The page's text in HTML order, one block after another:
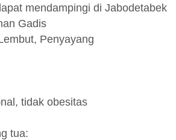
mendampingi di Jabodetabek
Gadis
Penyayang
tidak obesitas
tua: